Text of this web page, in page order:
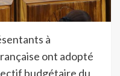
à
ont adopté
budgétaire du